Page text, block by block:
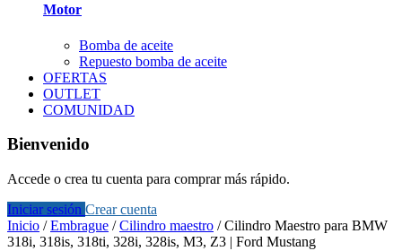
Motor
Bomba de aceite
Repuesto bomba de aceite
OFERTAS
OUTLET
COMUNIDAD
Bienvenido
Accede o crea tu cuenta para comprar más rápido.
Iniciar sesión Crear cuenta
Inicio /Embrague /Cilindro maestro /Cilindro Maestro para BMW
318i, 318is, 318ti, 328i, 328is, M3, Z3 | Ford Mustang